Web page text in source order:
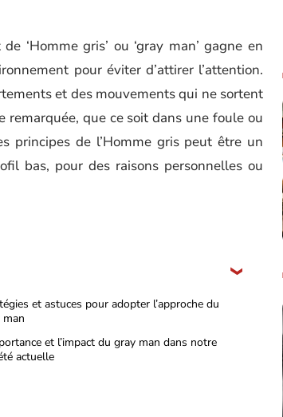
‘Homme gris’ ou ‘gray man’ gagne en
pour éviter d’attirer l’attention.
et des mouvements qui ne sortent
remarquée, que ce soit dans une foule ou
principes de l’Homme gris peut être un
bas, pour des raisons personnelles ou
et astuces pour adopter l’approche du
et l’impact du gray man dans notre
actuelle